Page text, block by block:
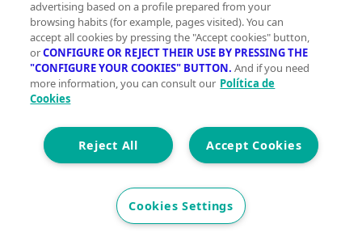
20 m2
Construidos
0
0
Et. Energética
Cons.G
Precio
39.000 €
Presentamos esta excelente plaza de garaje doble,
ideal para quienes buscan maximizar su espacio y
advertising based on a profile prepared from your
browsing habits (for example, pages visited). You can
accept all cookies by pressing the "Accept cookies" button,
orCONFIGURE OR REJECT THEIR USE BY PRESSING THE
"CONFIGURE YOUR COOKIES" BUTTON. And if you need
more information, you can consult our Política de
Cookies
Accept Cookies
Reject All
Cookies Settings